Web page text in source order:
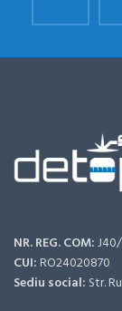
NR. REG. COM:
CUI:RO24020870
Sediu social: Str.